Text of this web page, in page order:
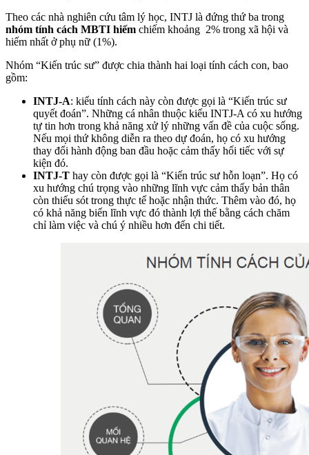
Theo các nhà nghiên cứu tâm lý học, INTJ là đứng thứ ba trong
nhóm tính cách MBTI hiếm chiếm khoảng 2% trong xã hội và
hiếm nhất ở phụ nữ (1%).
Nhóm “Kiến trúc sư” được chia thành hai loại tính cách con, bao
gồm:
INTJ-A: kiểu tính cách này còn được gọi là “Kiến trúc sư
quyết đoán”. Những cá nhân thuộc kiểu INTJ-A có xu hướng
tự tin hơn trong khả năng xử lý những vấn đề của cuộc sống.
Nếu mọi thứ không diễn ra theo dự đoán, họ có xu hướng
thay đổi hành động ban đầu hoặc cảm thấy hối tiếc với sự
kiện đó.
INTJ-T hay còn được gọi là “Kiến trúc sư hỗn loạn”. Họ có
xu hướng chú trọng vào những lĩnh vực cảm thấy bản thân
còn thiếu sót trong thực tế hoặc nhận thức. Thêm vào đó, họ
có khả năng biến lĩnh vực đó thành lợi thế bằng cách chăm
chỉ làm việc và chú ý nhiều hơn đến chi tiết.